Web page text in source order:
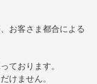
お客さま都合による
ております。
けません。